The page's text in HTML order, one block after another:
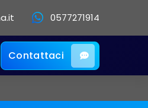
0577271914
Contattaci